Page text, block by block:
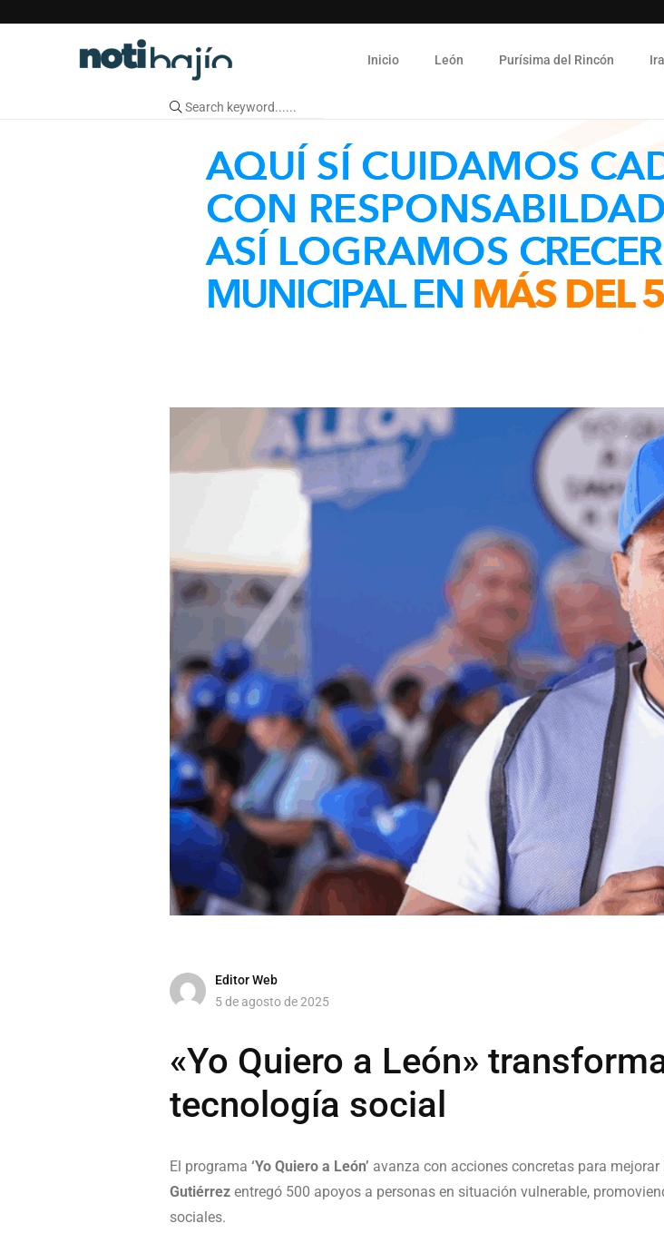
Inicio León Purísima del Rincón
Editor Web
5 de agosto de 2025
«Yo Quiero a León»
tecnología social
El programa ‘Yo Quiero a León’ avanza con acciones concretas para
Gutiérrez entregó 500 apoyos a personas en situación vulnerable,
sociales.